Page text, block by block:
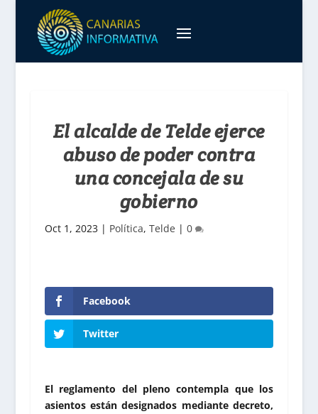
El alcalde de Telde ejerce
abuso de poder contra
una concejala de su
gobierno
Oct 1, 2023 | Política, Telde | 0
Facebook
Twitter
El reglamento del pleno contempla que los
asientos están designados mediante decreto,